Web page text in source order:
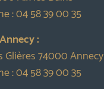
:04 58 39 00 35
:
Glières 74000 Annecy
:04 58 39 00 35